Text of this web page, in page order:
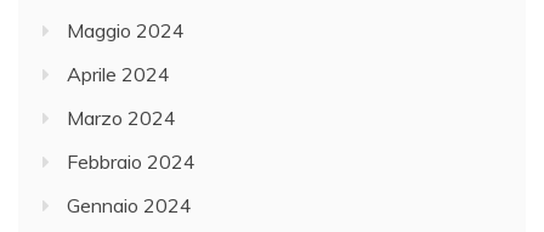
Maggio 2024
Aprile 2024
Marzo 2024
Febbraio 2024
Gennaio 2024